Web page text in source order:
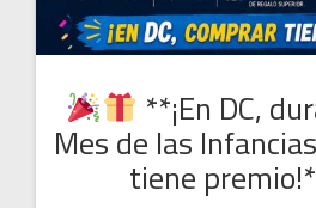
**¡En DC,
Mes de las
tiene